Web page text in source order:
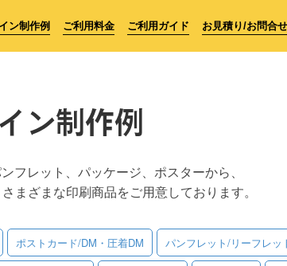
ン制作例 ご利用料金 ご利用ガイド お見積り/お問合せ
ン制作例
フレット、パッケージ、ポスターから、
まざまな印刷商品をご用意しております。
ポストカード/DM・圧着DM パンフレット/リーフレッ